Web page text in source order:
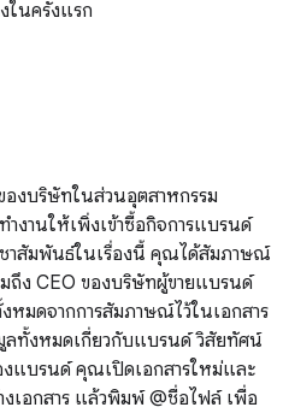
ในครั้งแรก
งบริษัทในส่วนอุตสาหกรรม
านให้เพิ่งเข้าซื้อกิจการแบรนด์
าสัมพันธ์ในเรื่องนี้ คุณได้สัมภาษณ์
ถึง CEO ของบริษัทผู้ขายแบรนด์
มดจากการสัมภาษณ์ไว้ในเอกสาร
ลทั้งหมดเกี่ยวกับแบรนด์ วิสัยทัศน์
งแบรนด์ คุณเปิดเอกสารใหม่และ
เอกสาร แล้วพิมพ์ @ชื่อไฟล์ เพื่อ